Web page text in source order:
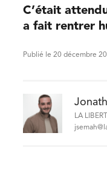
C’était
a fait rentrer
Publié le 20 décembre
LA